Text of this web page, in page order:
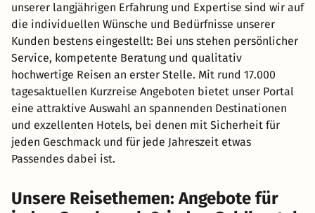
unserer langjährigen Erfahrung und Expertise sind wir auf
die individuellen Wünsche und Bedürfnisse unserer
Kunden bestens eingestellt: Bei uns stehen persönlicher
Service, kompetente Beratung und qualitativ
hochwertige Reisen an erster Stelle. Mit rund 17.000
tagesaktuellen Kurzreise Angeboten bietet unser Portal
eine attraktive Auswahl an spannenden Destinationen
und exzellenten Hotels, bei denen mit Sicherheit für
jeden Geschmack und für jede Jahreszeit etwas
Passendes dabei ist.
Unsere Reisethemen: Angebote für